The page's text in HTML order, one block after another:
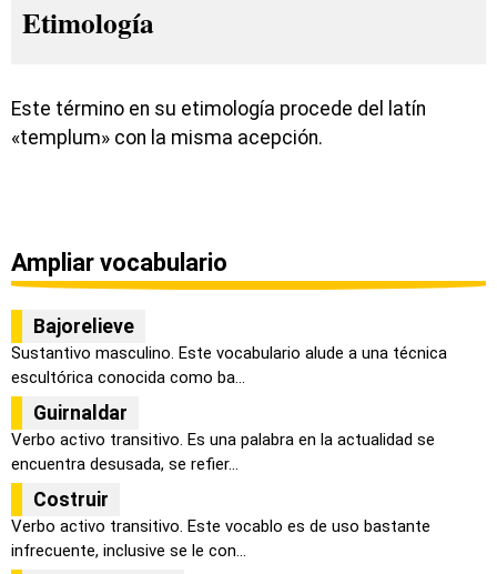
Etimología
Este término en su etimología procede del latín
«templum» con la misma acepción.
Ampliar vocabulario
Bajorelieve
Sustantivo masculino. Este vocabulario alude a una técnica
escultórica conocida como ba...
Guirnaldar
Verbo activo transitivo. Es una palabra en la actualidad se
encuentra desusada, se refier...
Costruir
Verbo activo transitivo. Este vocablo es de uso bastante
infrecuente, inclusive se le con...